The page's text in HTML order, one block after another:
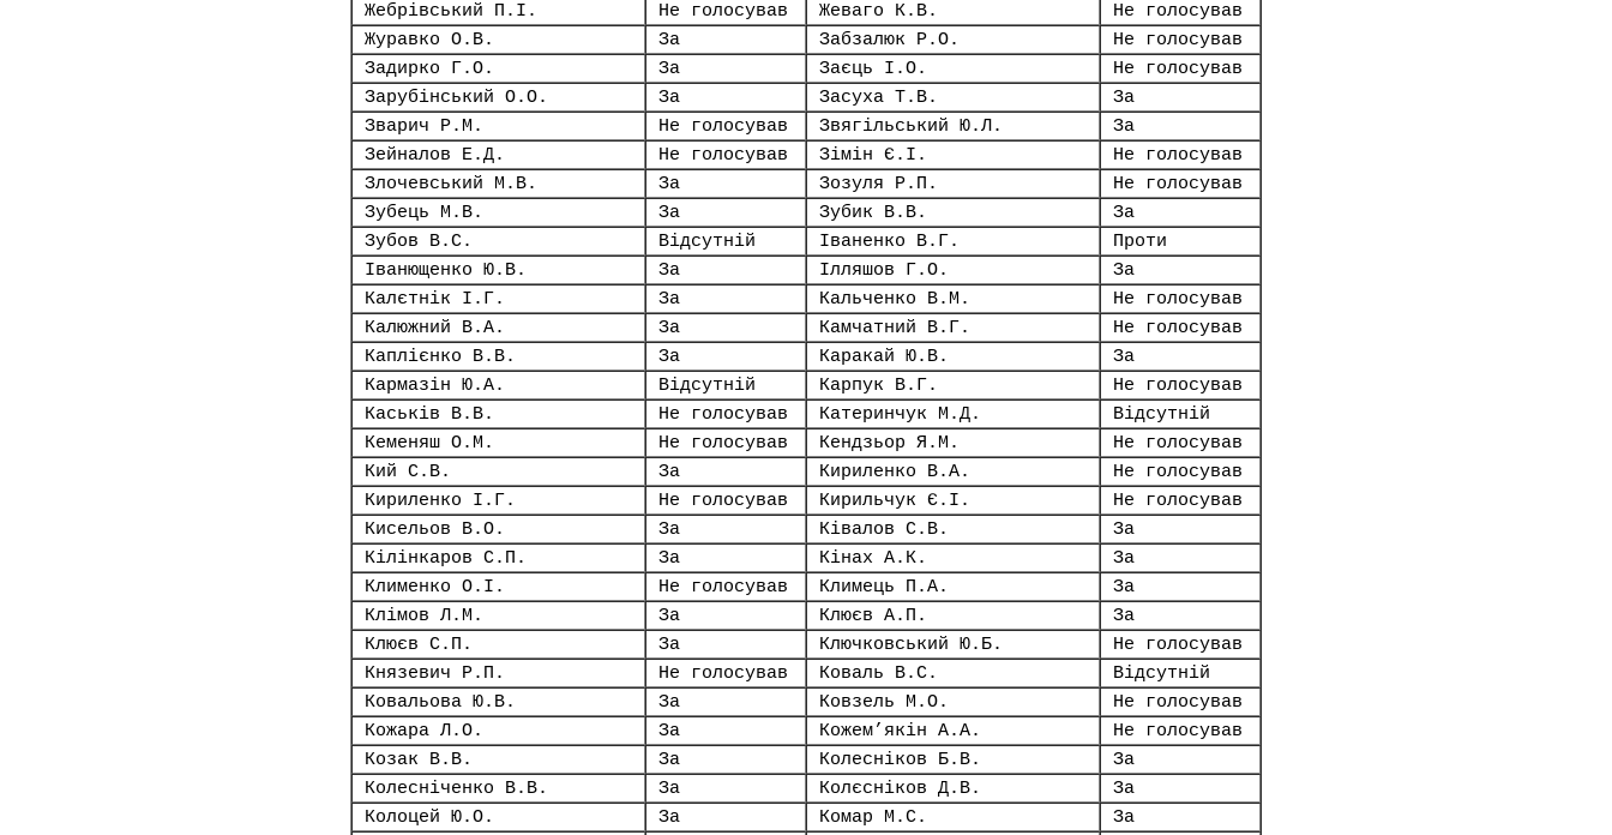
Жебрівський П.І.
Не голосував Жеваго К.В.
Не голосував
Журавко О.В.
За Забзалюк Р.О.
Не голосував
Задирко Г.О.
За Заєць І.О.
Не голосував
Зарубінський О.О.
За Засуха Т.В.
За
Зварич Р.М.
Не голосував Звягільський Ю.Л.
За
Зейналов Е.Д.
Не голосував Зімін Є.І.
Не голосував
Злочевський М.В.
За Зозуля Р.П.
Не голосував
Зубець М.В.
За Зубик В.В.
За
Зубов В.С.
Відсутній Іваненко В.Г.
Проти
Іванющенко Ю.В.
За Ілляшов Г.О.
За
Калєтнік І.Г.
За Кальченко В.М.
Не голосував
Калюжний В.А.
За Камчатний В.Г.
Не голосував
Каплієнко В.В.
За Каракай Ю.В.
За
Кармазін Ю.А.
Відсутній Карпук В.Г.
Не голосував
Каськів В.В.
Не голосував Катеринчук М.Д.
Відсутній
Кеменяш О.М.
Не голосував Кендзьор Я.М.
Не голосував
Кий С.В.
За Кириленко В.А.
Не голосував
Кириленко І.Г.
Не голосував Кирильчук Є.І.
Не голосував
Кисельов В.О.
За Ківалов С.В.
За
Кілінкаров С.П.
За Кінах А.К.
За
Клименко О.І.
Не голосував Климець П.А.
За
Клімов Л.М.
За Клюєв А.П.
За
Клюєв С.П.
За Ключковський Ю.Б.
Не голосував
Князевич Р.П.
Не голосував Коваль В.С.
Відсутній
Ковальова Ю.В.
За Ковзель М.О.
Не голосував
Кожара Л.О.
За Кожем’якін А.А.
Не голосував
Козак В.В.
За Колесніков Б.В.
За
Колесніченко В.В.
За Колєсніков Д.В.
За
Колоцей Ю.О.
За Комар М.С.
За